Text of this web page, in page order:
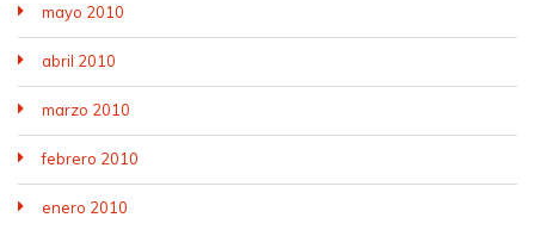
mayo 2010
abril 2010
marzo 2010
febrero 2010
enero 2010